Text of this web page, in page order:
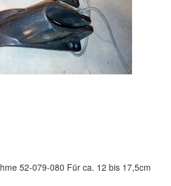
52-079-080 Für ca. 12 bis 17,5cm